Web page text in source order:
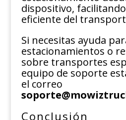
dispositivo,
eficiente del
Si necesitas ayuda
estacionamientos o
sobre transportes
equipo de soporte
el correo
Conclusión